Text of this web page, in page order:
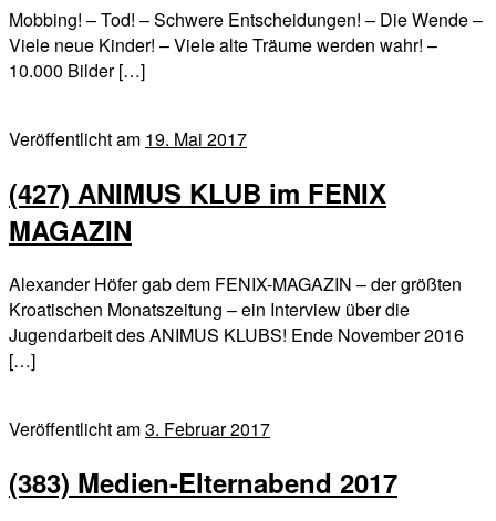
Mobbing! – Tod! – Schwere Entscheidungen! – Die Wende –
Viele neue Kinder! – Viele alte Träume werden wahr! –
10.000 Bilder […]
Veröffentlicht am 19. Mai 2017
(427) ANIMUS KLUB im FENIX
MAGAZIN
Alexander Höfer gab dem FENIX-MAGAZIN – der größten
Kroatischen Monatszeitung – ein Interview über die
Jugendarbeit des ANIMUS KLUBS! Ende November 2016
[…]
Veröffentlicht am3. Februar 2017
(383) Medien-Elternabend 2017